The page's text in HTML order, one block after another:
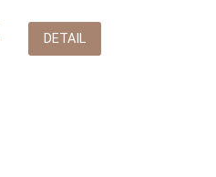
DETAIL